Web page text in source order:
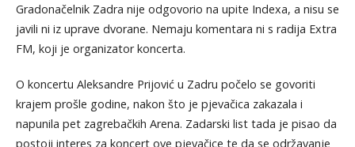
Gradonačelnik Zadra nije odgovorio na upite Indexa, a nisu se
javili ni iz uprave dvorane. Nemaju komentara ni s radija Extra
FM, koji je organizator koncerta.
O koncertu Aleksandre Prijović u Zadru počelo se govoriti
krajem prošle godine, nakon što je pjevačica zakazala i
napunila pet zagrebačkih Arena. Zadarski list tada je pisao da
postoji interes za koncert ove pjevačice te da se održavanje